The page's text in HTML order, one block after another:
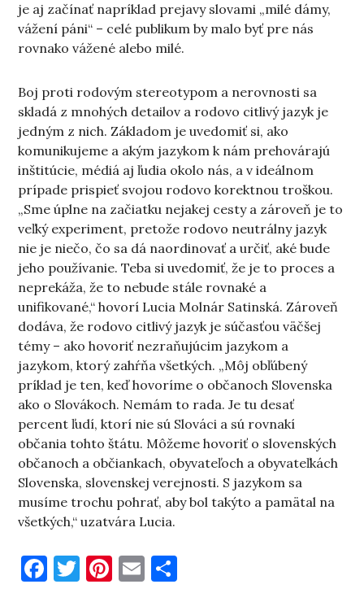
je aj začínať napríklad prejavy slovami „milé dámy,
vážení páni“ – celé publikum by malo byť pre nás
rovnako vážené alebo milé.
Boj proti rodovým stereotypom a nerovnosti sa
skladá z mnohých detailov a rodovo citlivý jazyk je
jedným z nich. Základom je uvedomiť si, ako
komunikujeme a akým jazykom k nám prehovárajú
inštitúcie, médiá aj ľudia okolo nás, a v ideálnom
prípade prispieť svojou rodovo korektnou troškou.
„Sme úplne na začiatku nejakej cesty a zároveň je to
veľký experiment, pretože rodovo neutrálny jazyk
nie je niečo, čo sa dá naordinovať a určiť, aké bude
jeho používanie. Teba si uvedomiť, že je to proces a
neprekáža, že to nebude stále rovnaké a
unifikované,“ hovorí Lucia Molnár Satinská. Zároveň
dodáva, že rodovo citlivý jazyk je súčasťou väčšej
témy – ako hovoriť nezraňujúcim jazykom a
jazykom, ktorý zahŕňa všetkých. „Môj obľúbený
príklad je ten, keď hovoríme o občanoch Slovenska
ako o Slovákoch. Nemám to rada. Je tu desať
percent ľudí, ktorí nie sú Slováci a sú rovnakí
občania tohto štátu. Môžeme hovoriť o slovenských
občanoch a občiankach, obyvateľoch a obyvateľkách
Slovenska, slovenskej verejnosti. S jazykom sa
musíme trochu pohrať, aby bol takýto a pamätal na
všetkých,“ uzatvára Lucia.
Facebook
Twitter
Pinterest
Email